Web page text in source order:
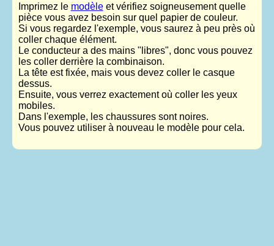
Imprimez le modèleet vérifiez soigneusement quelle
pièce vous avez besoin sur quel papier de couleur.
Si vous regardez l'exemple, vous saurez à peu près où
coller chaque élément.
Le conducteur a des mains "libres", donc vous pouvez
les coller derrière la combinaison.
La tête est fixée, mais vous devez coller le casque
dessus.
Ensuite, vous verrez exactement où coller les yeux
mobiles.
Dans l'exemple, les chaussures sont noires.
Vous pouvez utiliser à nouveau le modèle pour cela.